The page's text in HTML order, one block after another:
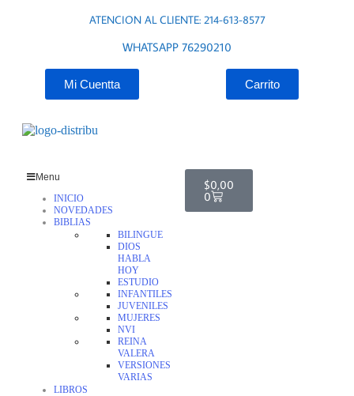
ATENCION AL CLIENTE: 214-613-8577
WHATSAPP 76290210
Mi Cuentta Carrito
Menu
INICIO
NOVEDADES
BIBLIAS
BILINGUE
DIOS
HABLA
HOY
ESTUDIO
INFANTILES
JUVENILES
MUJERES
NVI
REINA
VALERA
VERSIONES
VARIAS
LIBROS
$0,00
0